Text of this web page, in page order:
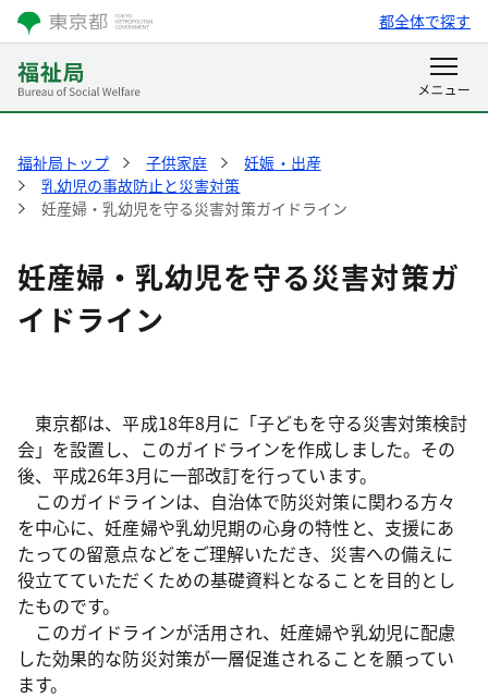
都全体で探す
福祉局トップ 子供家庭
妊娠・出産
乳幼児の事故防止と災害対策
妊産婦・乳幼児を守る災害対策ガイドライン
妊産婦・乳幼児を守る災害対策ガ
イドライン
東京都は、平成18年8月に「子どもを守る災害対策検討
会」を設置し、このガイドラインを作成しました。その
後、平成26年3月に一部改訂を行っています。
このガイドラインは、自治体で防災対策に関わる方々
を中心に、妊産婦や乳幼児期の心身の特性と、支援にあ
たっての留意点などをご理解いただき、災害への備えに
役立てていただくための基礎資料となることを目的とし
たものです。
このガイドラインが活用され、妊産婦や乳幼児に配慮
した効果的な防災対策が一層促進されることを願ってい
ます。